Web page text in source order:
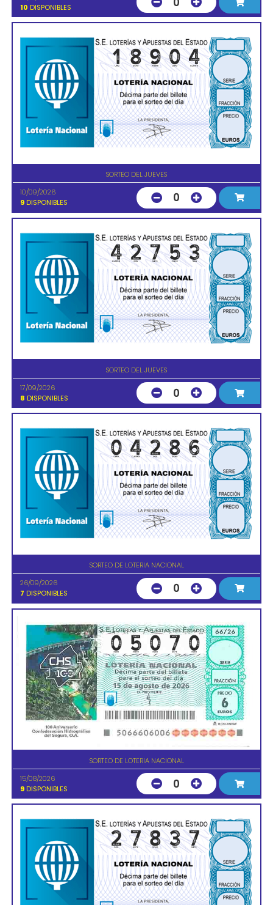
10 DISPONIBLES
SORTEO DEL JUEVES
10/09/2026
9 DISPONIBLES 0
SORTEO DEL JUEVES
17/09/2026
8 DISPONIBLES 0
SORTEO DE LOTERIA NACIONAL
26/09/2026
7 DISPONIBLES 0
SORTEO DE LOTERIA NACIONAL
15/08/2026
9 DISPONIBLES 0